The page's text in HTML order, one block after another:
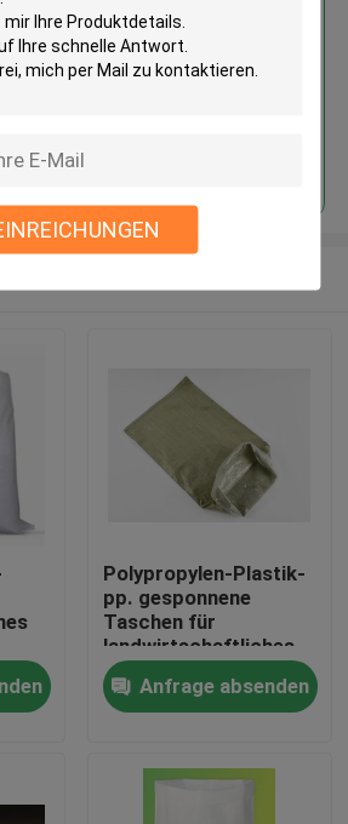
Taschen strickten
röhrenförmige schwarze
Zugschnur oben
Fortsetzen
Polypropylen-Plastik-
pp. gesponnene
Taschen für
landwirtschaftliches
25kg 50kg 100gsm
Anfrage absenden